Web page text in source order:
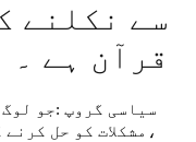
سے نكلنے
قرآن ہے ۔
سياسی گروپ :جو
،مشكلات كو حل